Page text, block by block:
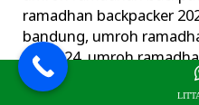
ramadhan backpacker
bandung, umroh
full 2024,umroh
ramadhan harga
umroh
umroh